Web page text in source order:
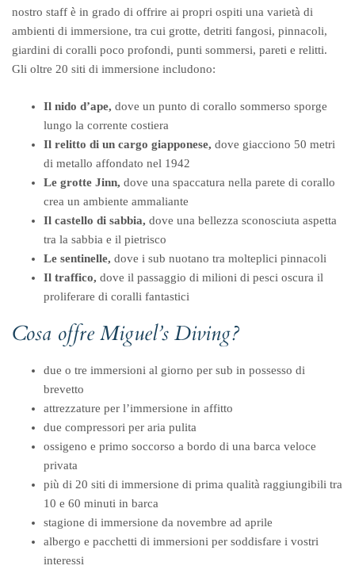
nostro staff è in grado di offrire ai propri ospiti una varietà di
ambienti di immersione, tra cui grotte, detriti fangosi, pinnacoli,
giardini di coralli poco profondi, punti sommersi, pareti e relitti.
Gli oltre 20 siti di immersione includono:
Il nido d’ape, dove un punto di corallo sommerso sporge
lungo la corrente costiera
Il relitto di un cargo giapponese, dove giacciono 50 metri
di metallo affondato nel 1942
Le grotte Jinn, dove una spaccatura nella parete di corallo
crea un ambiente ammaliante
Il castello di sabbia, dove una bellezza sconosciuta aspetta
tra la sabbia e il pietrisco
Le sentinelle, dove i sub nuotano tra molteplici pinnacoli
Il traffico, dove il passaggio di milioni di pesci oscura il
proliferare di coralli fantastici
Cosa offre Miguel’s Diving?
due o tre immersioni al giorno per sub in possesso di
brevetto
attrezzature per l’immersione in affitto
due compressori per aria pulita
ossigeno e primo soccorso a bordo di una barca veloce
privata
più di 20 siti di immersione di prima qualità raggiungibili tra
10 e 60 minuti in barca
stagione di immersione da novembre ad aprile
albergo e pacchetti di immersioni per soddisfare i vostri
interessi